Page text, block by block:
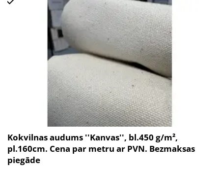
Kokvilnas audums ''Kanvas'', bl.450 g/m²,
pl.160cm. Cena par metru ar PVN. Bezmaksas
piegāde